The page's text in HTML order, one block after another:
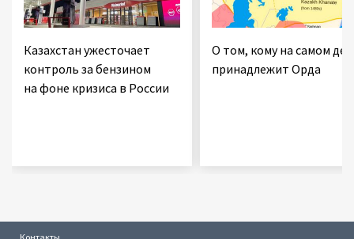
Казахстан ужесточает
контроль за бензином
на фоне кризиса в России
О том, кому на самом
принадлежит Орда